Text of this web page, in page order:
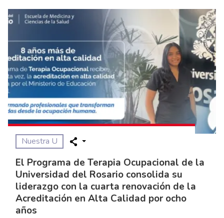
Nuestra U
El Programa de Terapia Ocupacional de la
Universidad del Rosario consolida su
liderazgo con la cuarta renovación de la
Acreditación en Alta Calidad por ocho
años